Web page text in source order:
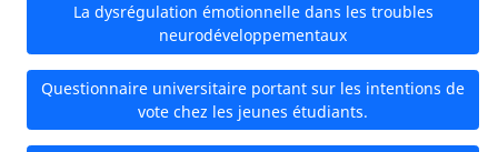
La dysrégulation émotionnelle dans les troubles
neurodéveloppementaux
Questionnaire universitaire portant sur les intentions de
vote chez les jeunes étudiants.